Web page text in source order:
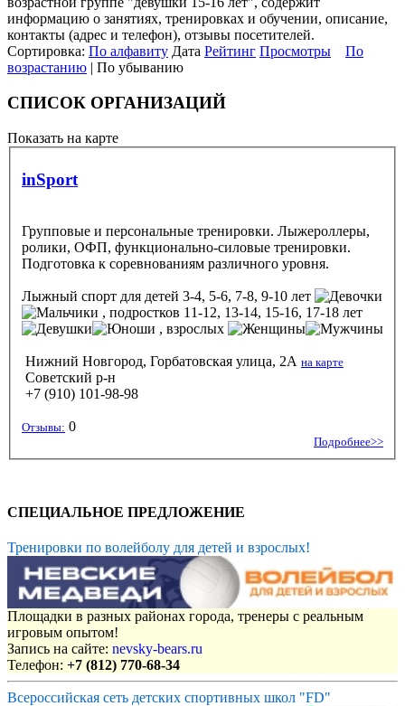
информацию о занятиях, тренировках и обучении, описание,
контакты (адрес и телефон), отзывы посетителей.
Сортировка: По алфавиту Дата Рейтинг Просмотры
По
возрастанию | По убыванию
СПИСОК ОРГАНИЗАЦИЙ
Показать на карте
inSport
Групповые и персональные тренировки. Лыжероллеры,
ролики, ОФП, функционально-силовые тренировки.
Подготовка к соревнованиям различного уровня.
Лыжный спорт для детей 3-4, 5-6, 7-8, 9-10 лет
, подростков 11-12, 13-14, 15-16, 17-18 лет
, взрослых
Нижний Новгород, Горбатовская улица, 2А на карте
Советский р-н
+7 (910) 101-98-98
Отзывы: 0
Подробнее>>
СПЕЦИАЛЬНОЕ ПРЕДЛОЖЕНИЕ
Тренировки по волейболу для детей и взрослых!
Площадки в разных районах города, тренеры с реальным
игровым опытом!
Запись на сайте: nevsky-bears.ru
Телефон: +7 (812) 770-68-34
Всероссийская сеть детских спортивных школ "FD"